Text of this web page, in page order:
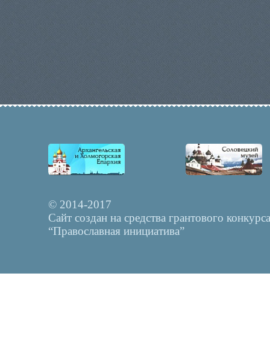
© 2014-2017
Сайт создан на средства грантового конкурса
“Православная инициатива”